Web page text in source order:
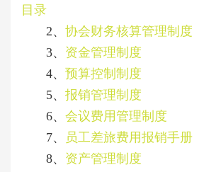
目录
2、 协会财务核算管理制度
3、 资金管理制度
4、 预算控制制度
5、 报销管理制度
6、 会议费用管理制度
7、
员工差旅费用报销手册
8、 资产管理制度